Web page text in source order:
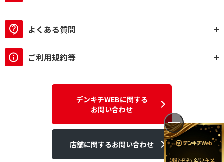
よくある質問
ご利用規約等
デンキチWEBに関する
お問い合わせ
店舗に関するお問い合わせ